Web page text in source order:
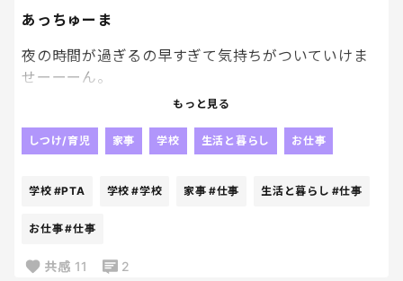
あっちゅーま
夜の時間が過ぎるの早すぎて気持ちがついていけま
せーーーん。
行うので副会長の私は目まぐるしい忙しさにやられ
か
インプットばっかりして、アウトプットできてない
もっと見る
しつけ/育児 家事 学校 生活と暮らし お仕事
学校 #PTA 学校 #学校 家事 #仕事 生活と暮らし #仕事
お仕事#仕事
共感 11 2